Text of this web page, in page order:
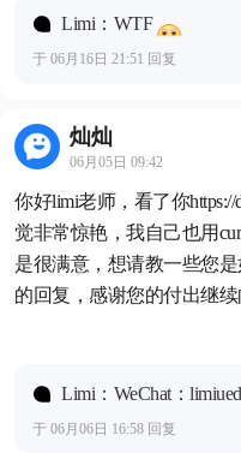
Limi：WTF
于 06月16日 21:51 回复
灿灿
06月05日 09:42
你好limi老师，看了你https://
觉非常惊艳，我自己也用
是很满意，想请教一些您
的回复，感谢您的付出继
Limi：WeChat：limiued
于 06月06日 16:58 回复